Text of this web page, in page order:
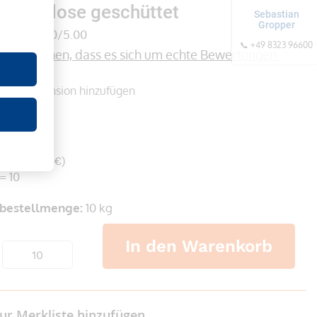
1 mm; lose geschüttet
0/5.00
dass es sich um echte Bewertungen
Rezension hinzufügen
55,22 €)
10
10 kg
In den Warenkorb
Sebastian
Gropper
📞 +49 8323 96600